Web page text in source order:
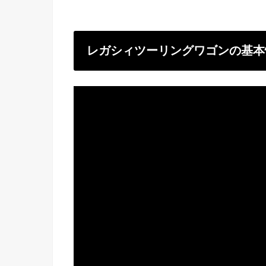
レガシィツーリングワゴンの基